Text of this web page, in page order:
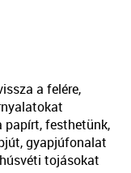
a felére,
papírt, festhetünk,
gyapjúfonalat
tojásokat